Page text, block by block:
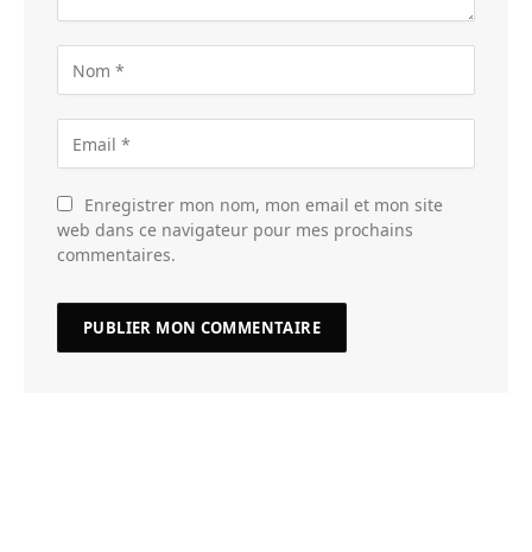
Enregistrer mon nom, mon email et mon site
web dans ce navigateur pour mes prochains
commentaires.